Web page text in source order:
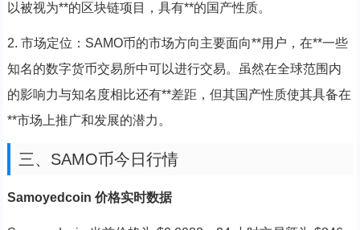
以被视为**的区块链项目，具有**的国产性质。
2. 市场定位：SAMO币的市场方向主要面向**用户，在**一些
知名的数字货币交易所中可以进行交易。虽然在全球范围内
的影响力与知名度相比还有**差距，但其国产性质使其具备在
**市场上推广和发展的潜力。
三、SAMO币今日行情
Samoyedcoin 价格实时数据